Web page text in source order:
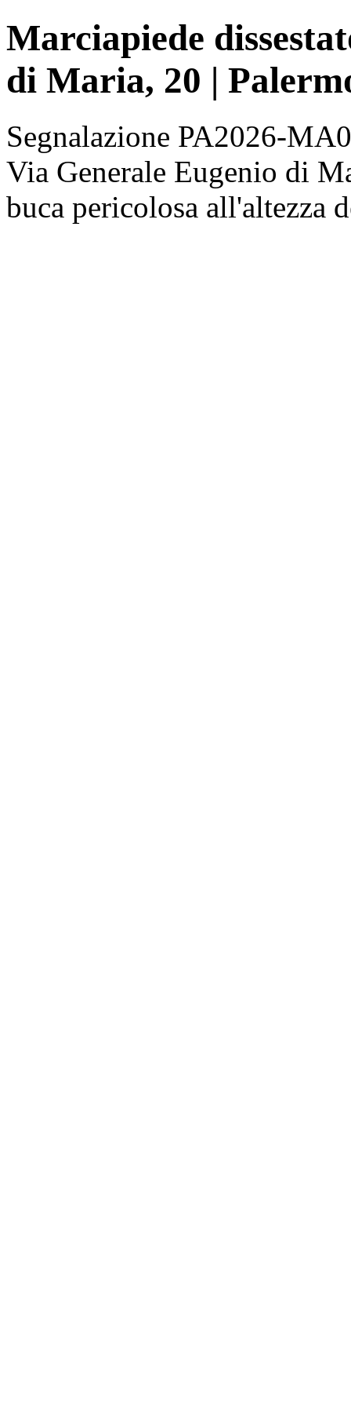
Marciapiede
di Maria, 20 |
Segnalazione PA2026-
Via Generale Eugenio di
buca pericolosa all'altezza